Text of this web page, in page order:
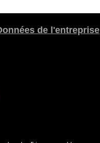
de l'entreprise